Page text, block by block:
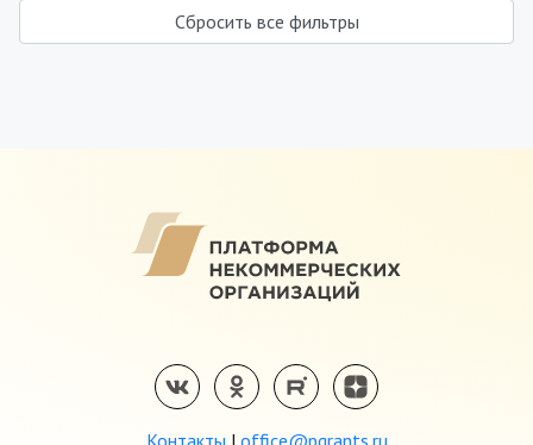
Сбросить все фильтры
Контакты | office@pgrants.ru